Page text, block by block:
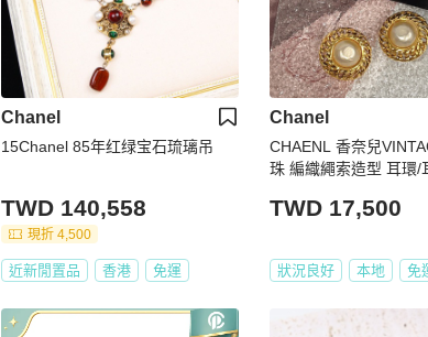
Chanel
15Chanel 85年红绿宝石琉璃吊
TWD 140,558
現折 4,500
近新閒置品 香港 免運
Chanel
CHAENL 香奈兒
珠 編織繩索造型 耳環/
TWD 17,500
狀況良好 本地 免